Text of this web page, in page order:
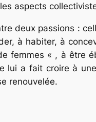
aspects
deux passions :
à habiter, à
femmes « , à être
lui a fait croire à
renouvelée.